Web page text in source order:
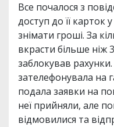
Все почалося з
доступ до її карток у
знімати гроші. За
вкрасти більше ніж
заблокував
зателефонувала на
подала заявки на
неї прийняли, але
відмовилися та